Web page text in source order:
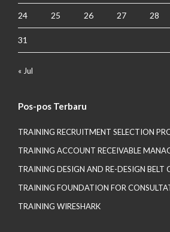
24 25 26 27 28
31
« Jul
Pos-pos Terbaru
TRAINING RECRUITMENT SELECTION
TRAINING ACCOUNT RECEIVABLE
TRAINING DESIGN AND RE-DESIGN BELT
TRAINING FOUNDATION FOR
TRAINING WIRESHARK